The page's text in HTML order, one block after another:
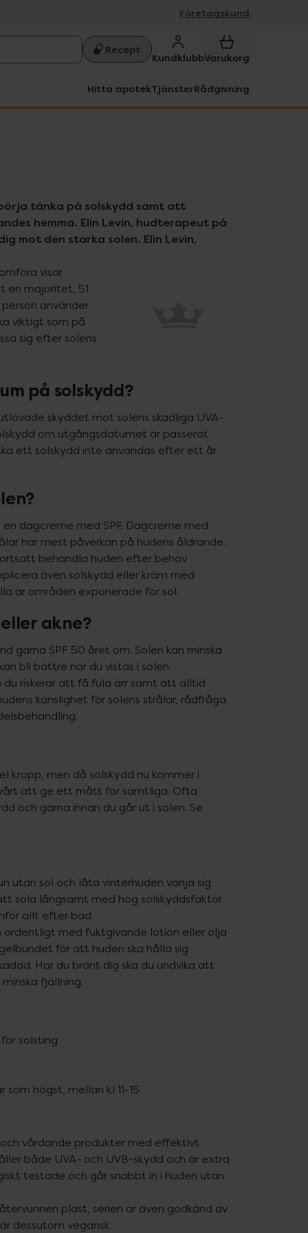
Företagskund
Recept
KundklubbVarukorg
Hitta apotekTjänsterRådgivning
tänka på solskydd samt att
hemma. Elin Levin, hudterapeut på
mot den starka solen. Elin Levin,
visar
en majoritet, 51
använder
viktigt som på
sig efter solens
på solskydd?
skyddet mot solens skadliga UVA-
om utgångsdatumet är passerat
ett solskydd inte användas efter ett år
dagcreme med SPF. Dagcreme med
har mest påverkan på hudens åldrande.
behandla huden efter behov
även solskydd eller kräm med
är områden exponerade för sol.
akne?
gärna SPF 50 året om. Solen kan minska
bli bättre när du vistas i solen.
riskerar att få fula ärr samt att alltid
känslighet för solens strålar, rådfråga
kropp, men då solskydd nu kommer i
att ge ett mått för samtliga. Ofta
och gärna innan du går ut i solen. Se
utan sol och låta vinterhuden vänja sig
sola långsamt med hög solskyddsfaktor.
allt efter bad.
ordentligt med fuktgivande lotion eller olja
för att huden ska hålla sig
Har du bränt dig ska du undvika att
fjällning.
solsting
högst, mellan kl 11-15
och vårdande produkter med effektivt
både UVA- och UVB-skydd och är extra
testade och går snabbt in i huden utan
plast, serien är även godkänd av
dessutom vegansk.